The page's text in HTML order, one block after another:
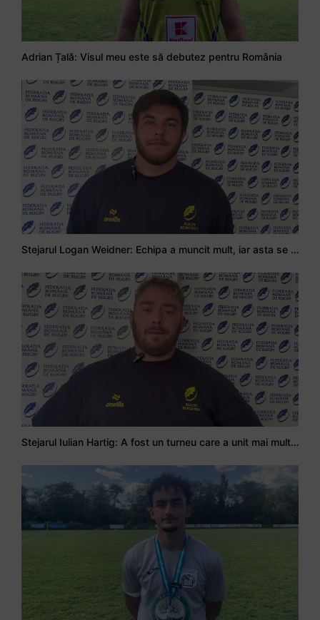
Adrian Țală: Visul meu este să debutez pentru România
Stejarul Logan Weidner: Echipa a muncit mult, iar asta se va vedea în meciurile de la Nations Cup
Stejarul Iulian Hartig: A fost un turneu care a unit mai mult echipa